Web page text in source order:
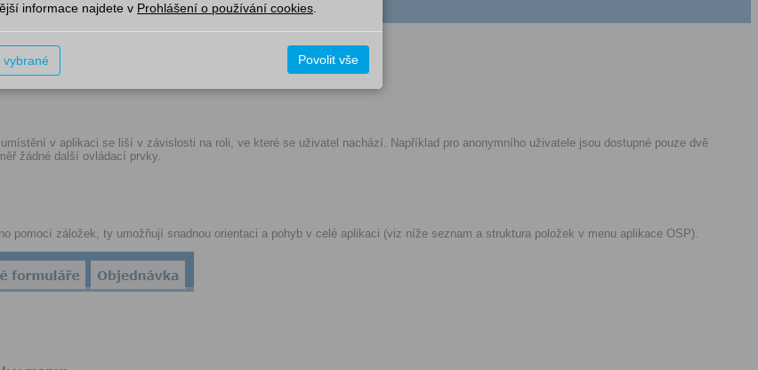
v aplikaci se liší v závislosti na roli, ve které se uživatel nachází. Například pro anonymního uživatele jsou dostupné pouze dvě
žádné další ovládací prvky.
pomocí záložek, ty umožňují snadnou orientaci a pohyb v celé aplikaci (viz níže seznam a struktura položek v menu aplikace OSP).
informace najdete v Prohlášení o používání cookies
vybrané Povolit vše